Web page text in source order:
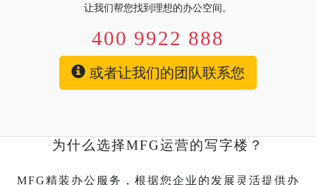
让我们帮您找到理想的办公空间。
400 9922 888
或者让我们的团队联系您
为什么选择MFG运营的写字楼？
MFG精装办公服务，根据您企业的发展灵活提供办